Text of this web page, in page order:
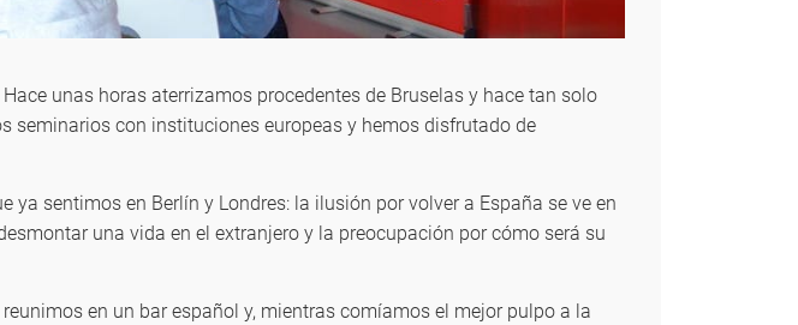
unas horas aterrizamos procedentes de Bruselas y hace tan solo
seminarios con instituciones europeas y hemos disfrutado de
ya sentimos en Berlín y Londres: la ilusión por volver a España se ve en
una vida en el extranjero y la preocupación por cómo será su
en un bar español y, mientras comíamos el mejor pulpo a la